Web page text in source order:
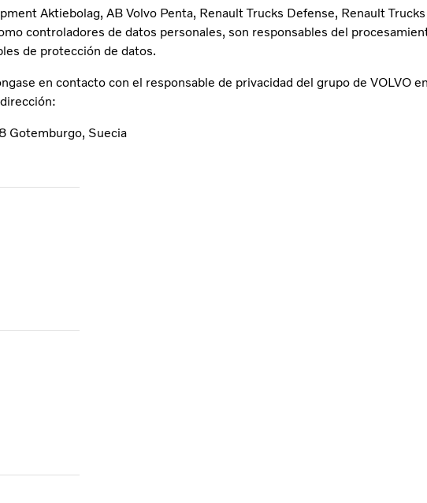
Aktiebolag, AB Volvo Penta, Renault Trucks Defense, Renault
controladores de datos personales, son responsables del
de protección de datos.
en contacto con el responsable de privacidad del grupo de VOLVO
Gotemburgo, Suecia